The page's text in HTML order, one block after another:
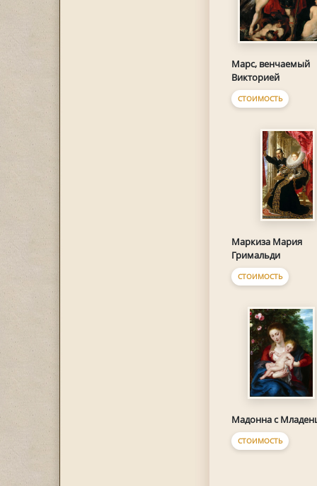
Марс, венчаемый
Викторией
СТОИМОСТЬ
Маркиза Мария
Гримальди
СТОИМОСТЬ
Мадонна с
СТОИМОСТЬ